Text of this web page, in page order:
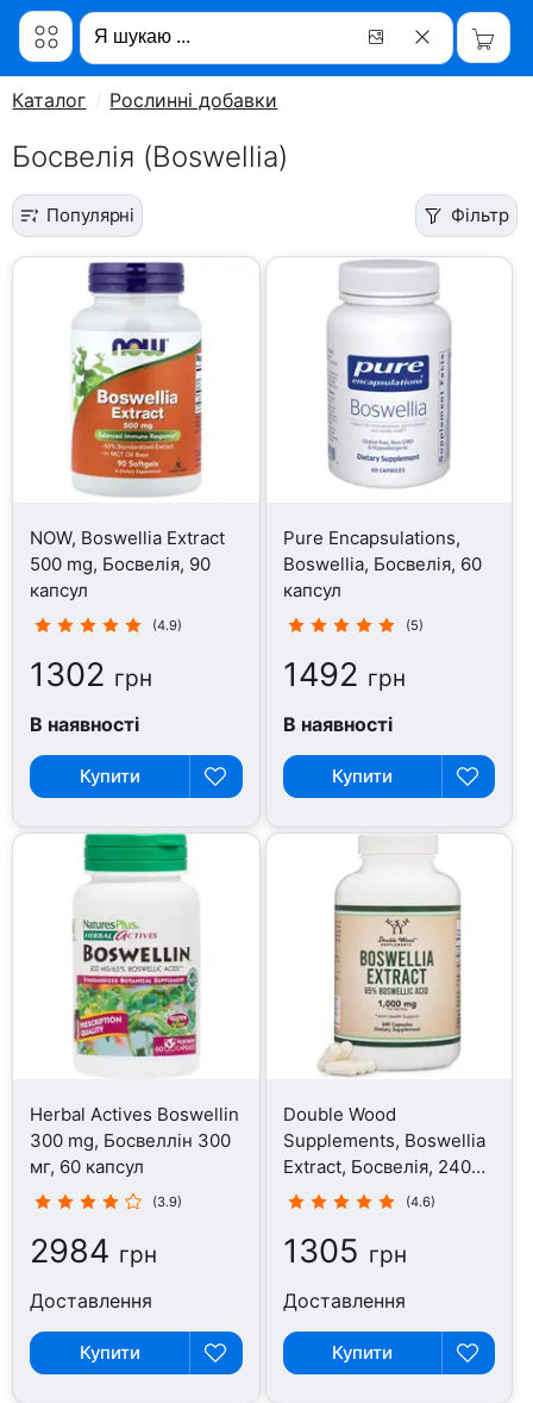
Каталог Рослинні добавки
Босвелія (Boswellia)
Популярні Фільтр
NOW, Boswellia Extract
500 mg, Босвелія, 90
капсул
(4.9)
1302 грн
В наявності
Купити
Pure Encapsulations,
Boswellia, Босвелія, 60
капсул
(5)
1492 грн
В наявності
Купити
Herbal Actives Boswellin
300 mg, Босвеллін 300
мг, 60 капсул
(3.9)
2984 грн
Доставлення
Купити
Double Wood
Supplements, Boswellia
Extract, Босвелія, 240
капсул
(4.6)
1305 грн
Доставлення
Купити